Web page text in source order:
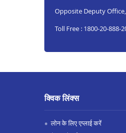
Opposite Deputy
Toll Free : 1800-20-888-
क्विक लिंक्स
लोन के लिए एप्लाई करें